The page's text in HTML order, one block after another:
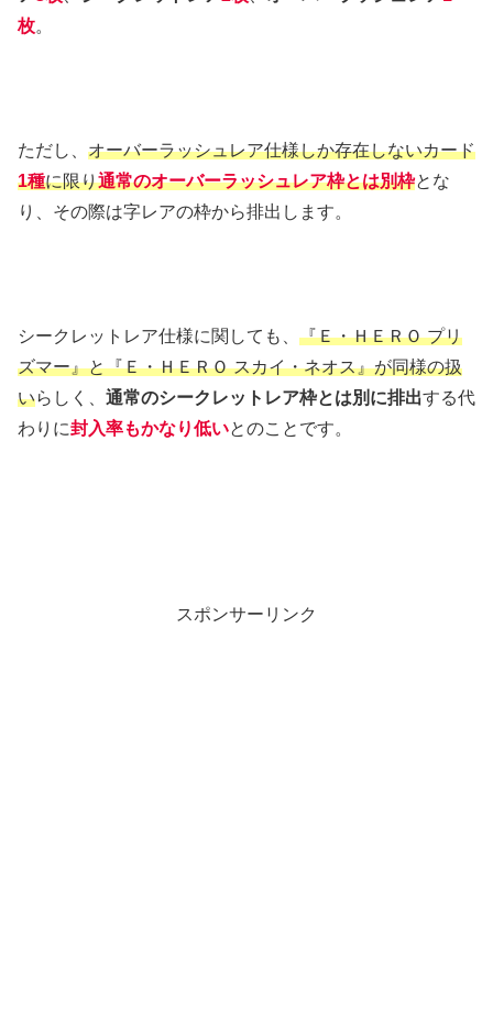
枚。
ただし、 オーバーラッシュレア仕様しか存在しないカード
1種に限り通常のオーバーラッシュレア枠とは別枠とな
り、その際は字レアの枠から排出します。
シークレットレア仕様に関しても、 『Ｅ・ＨＥＲＯ プリ
ズマー』と『Ｅ・ＨＥＲＯ スカイ・ネオス』が同様の扱
いらしく、 通常のシークレットレア枠とは別に排出する代
わりに封入率もかなり低いとのことです。
スポンサーリンク